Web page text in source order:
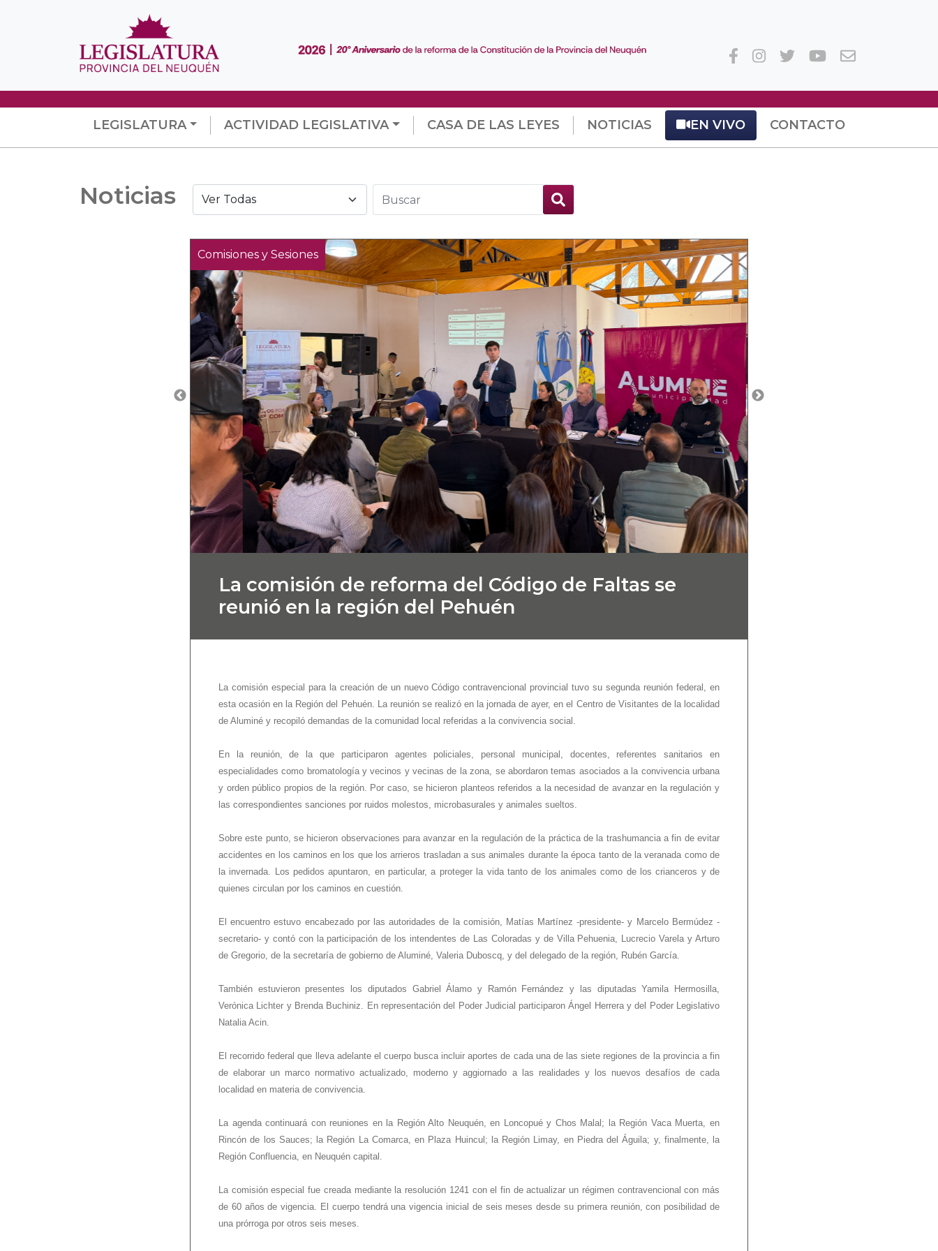
LEGISLATURA ACTIVIDAD LEGISLATIVA CASA DE LAS LEYES NOTICIAS EN VIVO CONTACTO
Noticias
Comisiones y Sesiones
La comisión de reforma del Código de Faltas se
reunió en la región del Pehuén
La comisión especial para la creación de un nuevo Código contravencional provincial tuvo su segunda reunión federal, en
esta ocasión en la Región del Pehuén. La reunión se realizó en la jornada de ayer, en el Centro de Visitantes de la localidad
de Aluminé y recopiló demandas de la comunidad local referidas a la convivencia social.
En la reunión, de la que participaron agentes policiales, personal municipal, docentes, referentes sanitarios en
especialidades como bromatología y vecinos y vecinas de la zona, se abordaron temas asociados a la convivencia urbana
y orden público propios de la región. Por caso, se hicieron planteos referidos a la necesidad de avanzar en la regulación y
las correspondientes sanciones por ruidos molestos, microbasurales y animales sueltos.
Sobre este punto, se hicieron observaciones para avanzar en la regulación de la práctica de la trashumancia a fin de evitar
accidentes en los caminos en los que los arrieros trasladan a sus animales durante la época tanto de la veranada como de
la invernada. Los pedidos apuntaron, en particular, a proteger la vida tanto de los animales como de los crianceros y de
quienes circulan por los caminos en cuestión.
El encuentro estuvo encabezado por las autoridades de la comisión, Matías Martínez -presidente- y Marcelo Bermúdez -
secretario- y contó con la participación de los intendentes de Las Coloradas y de Villa Pehuenia, Lucrecio Varela y Arturo
de Gregorio, de la secretaría de gobierno de Aluminé, Valeria Duboscq, y del delegado de la región, Rubén García.
También estuvieron presentes los diputados Gabriel Álamo y Ramón Fernández y las diputadas Yamila Hermosilla,
Verónica Lichter y Brenda Buchiniz. En representación del Poder Judicial participaron Ángel Herrera y del Poder Legislativo
Natalia Acin.
El recorrido federal que lleva adelante el cuerpo busca incluir aportes de cada una de las siete regiones de la provincia a fin
de elaborar un marco normativo actualizado, moderno y aggiornado a las realidades y los nuevos desafíos de cada
localidad en materia de convivencia.
La agenda continuará con reuniones en la Región Alto Neuquén, en Loncopué y Chos Malal; la Región Vaca Muerta, en
Rincón de los Sauces; la Región La Comarca, en Plaza Huincul; la Región Limay, en Piedra del Águila; y, finalmente, la
Región Confluencia, en Neuquén capital.
La comisión especial fue creada mediante la resolución 1241 con el fin de actualizar un régimen contravencional con más
de 60 años de vigencia. El cuerpo tendrá una vigencia inicial de seis meses desde su primera reunión, con posibilidad de
una prórroga por otros seis meses.